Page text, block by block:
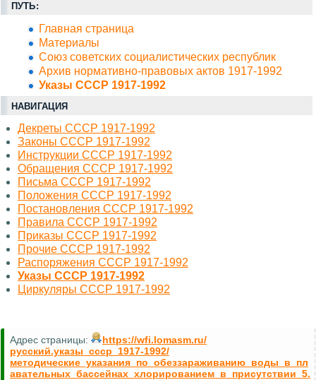
ПУТЬ:
Главная страница
Материалы
Союз советских социалистических республик
Архив нормативно-правовых актов 1917-1992
Указы СССР 1917-1992
НАВИГАЦИЯ
Декреты СССР 1917-1992
Законы СССР 1917-1992
Инструкции СССР 1917-1992
Обращения СССР 1917-1992
Письма СССР 1917-1992
Положения СССР 1917-1992
Постановления СССР 1917-1992
Правила СССР 1917-1992
Приказы СССР 1917-1992
Прочие СССР 1917-1992
Распоряжения СССР 1917-1992
Указы СССР 1917-1992
Циркуляры СССР 1917-1992
Адрес страницы:
https://wfi.lomasm.ru/
русский.указы_ссср_1917-1992/
методические_указания_по_обеззараживанию_воды_в_пл
авательных_бассейнах_хлорированием_в_присутствии_5.